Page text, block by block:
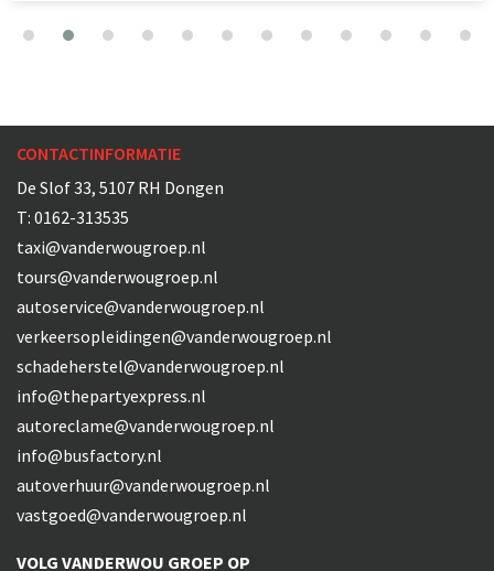
CONTACTINFORMATIE
De Slof 33, 5107 RH Dongen
T: 0162-313535
taxi@vanderwougroep.nl
tours@vanderwougroep.nl
autoservice@vanderwougroep.nl
verkeersopleidingen@vanderwougroep.nl
schadeherstel@vanderwougroep.nl
info@thepartyexpress.nl
autoreclame@vanderwougroep.nl
info@busfactory.nl
autoverhuur@vanderwougroep.nl
vastgoed@vanderwougroep.nl
VOLG VANDERWOU GROEP OP